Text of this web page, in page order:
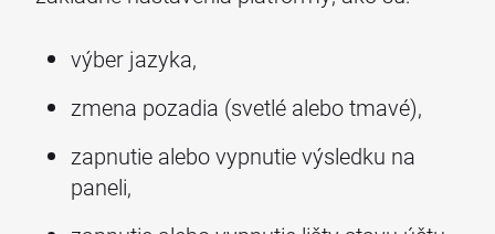
výber jazyka,
zmena pozadia (svetlé alebo tmavé),
zapnutie alebo vypnutie výsledku na
paneli,